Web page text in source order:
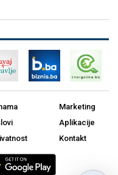
Marketing
Aplikacije
Kontakt